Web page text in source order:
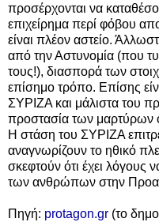
προσέρχονται να
επιχείρημα περί φόβου
είναι πλέον αστείο.
από την Αστυνομία (που
τους!), διασπορά των
επίσημο τρόπο. Επίσης
ΣΥΡΙΖΑ και μάλιστα του
προστασία των μαρτύρων
Η στάση του ΣΥΡΙΖΑ
αναγνωρίζουν το ηθικό
σκεφτούν ότι έχει λόγους
των ανθρώπων στην
Πηγή: protagon.gr (το